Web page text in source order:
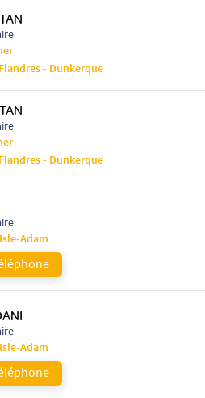
- Dunkerque
- Dunkerque
Adam
Adam